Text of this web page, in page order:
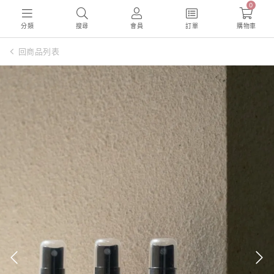
分類 搜尋 會員 訂單
0
購物車
回商品列表